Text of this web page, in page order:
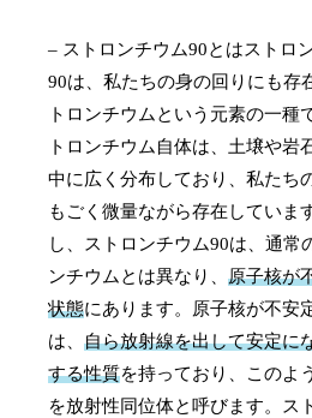
– ストロンチウム90とはストロ
90は、私たちの身の回りにも存
トロンチウムという元素の一種
トロンチウム自体は、土壌や岩
中に広く分布しており、私たち
もごく微量ながら存在していま
し、ストロンチウム90は、通常
ンチウムとは異なり、原子核が
状態にあります。原子核が不安
は、自ら放射線を出して安定に
する性質を持っており、このよ
を放射性同位体と呼びます。ス